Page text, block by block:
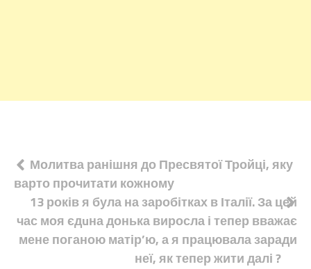
Навігація
записів
Молитва ранішня до Пресвятої Тройці, яку
варто прочитати кожному
13 років я була на заробітках в Італії. За цей
час моя єдuна донька виросла і тепер вважає
мене поганою матір’ю, а я працювала заради
неї, як тепер жити далі ?